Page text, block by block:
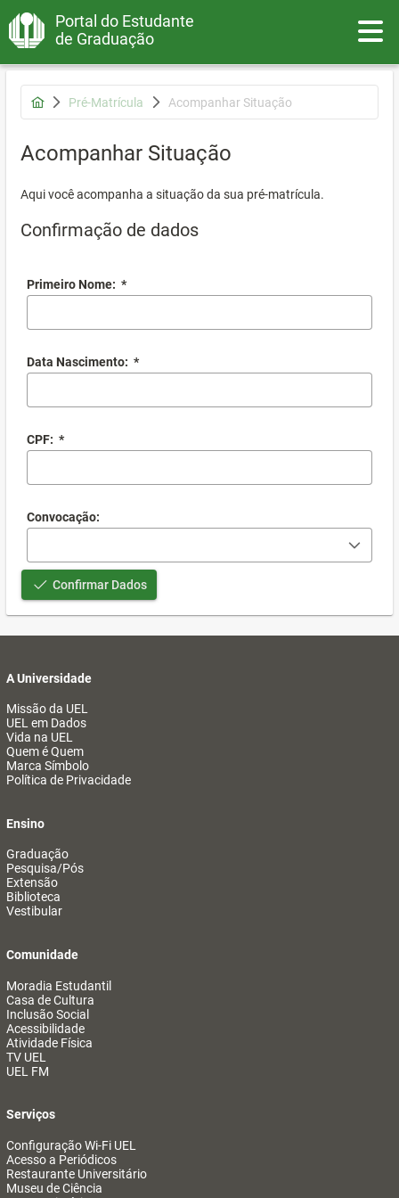
Portal do Estudante
de Graduação
Pré-Matrícula Acompanhar Situação
Acompanhar Situação
Aqui você acompanha a situação da sua pré-matrícula.
Confirmação de dados
Primeiro Nome: *
Data Nascimento: *
CPF: *
Convocação:
Confirmar Dados
A Universidade
Missão da UEL
UEL em Dados
Vida na UEL
Quem é Quem
Marca Símbolo
Política de Privacidade
Ensino
Graduação
Pesquisa/Pós
Extensão
Biblioteca
Vestibular
Comunidade
Moradia Estudantil
Casa de Cultura
Inclusão Social
Acessibilidade
Atividade Física
TV UEL
UEL FM
Serviços
Configuração Wi-Fi UEL
Acesso a Periódicos
Restaurante Universitário
Museu de Ciência